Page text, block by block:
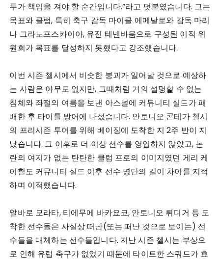
두가 책임을 져야 할 순간입니다.”라고 덧붙였습니다. 그는
목표와 클럽, 특히 축구 감독 마이클 에메날로와 감독 마리
나 그라노프스카이아, 유진 테넨바움으로 구성된 이적 위
원회가 목표를 달성하지 못했다고 강조했습니다.
이번 시즌 첼시에서 비슷한 붕괴가 일어날 것으로 예상하
는 사람은 아무도 없지만, 그때처럼 거의 설명할 수 없는
침체와 좌절의 여름을 보낸 아스널에 커뮤니티 실드가 패
배한 후 타이틀 방어에 나섰습니다. 안토니오 콘테가 첼시
의 프리시즌 투어를 위해 베이징에 도착한 지 2주 반이 지
났습니다. 그 이후로 더 이상 선수를 영입하지 않았고, 논
란의 여지가 없는 탄탄한 클럽 프로의 이미지였던 게리 케
이힐도 커뮤니티 실드 이후 선수 명단의 길이 차이를 지적
하며 이적했습니다.
알바로 모라타, 티에무에 바카요코, 안토니오 뤼디거 등 도
착한 선수들은 사실상 떠난(또는 떠난 것으로 보이는) 선
수들을 대체하는 선수들입니다. 지난 시즌 첼시는 부상으
로 인해 유럽 축구가 없었기 때문에 타이트한 스쿼드가 효